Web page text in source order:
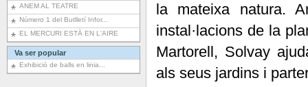
ANEM AL TEATRE
Número 1 del Butlletí Infor...
EL MERCURI ESTÀ EN L'AIRE
Va ser popular
Exhibició de balls en linia...
la mateixa natura.
instal·lacions de la
Martorell, Solvay
als seus jardins i